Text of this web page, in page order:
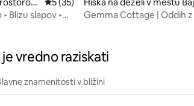
Blizu slapov •
oro
Gemma Cottage | Oddih
vredno raziskati
znamenitosti v bližini